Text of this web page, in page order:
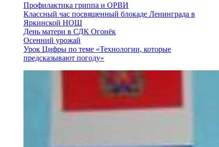
Профилактика гриппа и ОРВИ
Классный час посвященный блокаде Ленинграда в
Яркинской НОШ
День матери в СДК Огонёк
Осенний урожай
Урок Цифры по теме «Технологии, которые
предсказывают погоду»